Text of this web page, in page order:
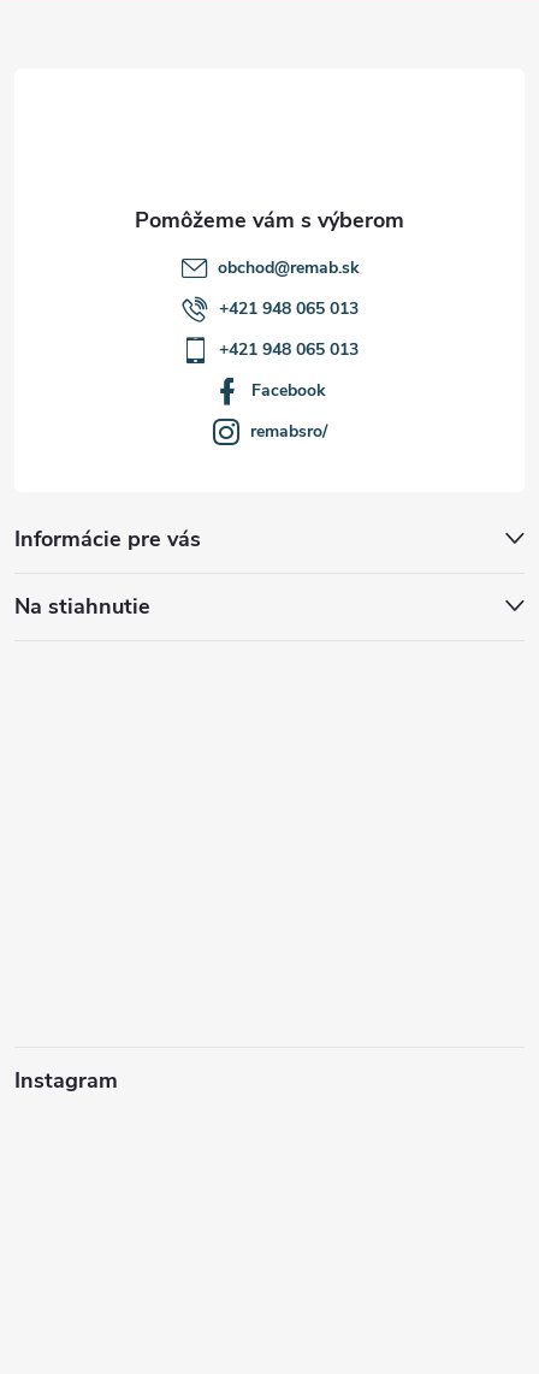
Informácie pre vás
Na stiahnutie
Instagram
obchod@remab.sk
+421 948 065 013
+421 948 065 013
Facebook
remabsro/